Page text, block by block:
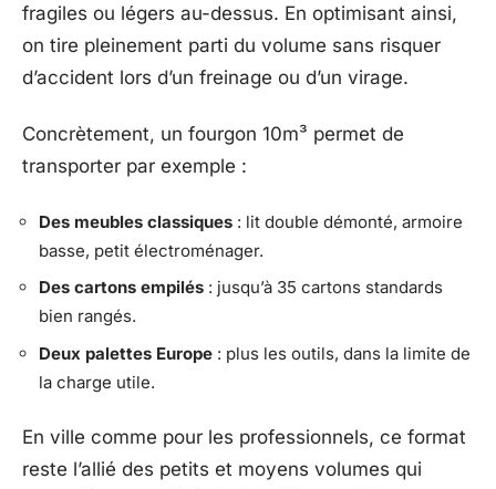
fragiles ou légers au-dessus. En optimisant ainsi,
on tire pleinement parti du volume sans risquer
d’accident lors d’un freinage ou d’un virage.
Concrètement, un fourgon 10m³ permet de
transporter par exemple :
Des meubles classiques : lit double démonté, armoire
basse, petit électroménager.
Des cartons empilés : jusqu’à 35 cartons standards
bien rangés.
Deux palettes Europe : plus les outils, dans la limite de
la charge utile.
En ville comme pour les professionnels, ce format
reste l’allié des petits et moyens volumes qui